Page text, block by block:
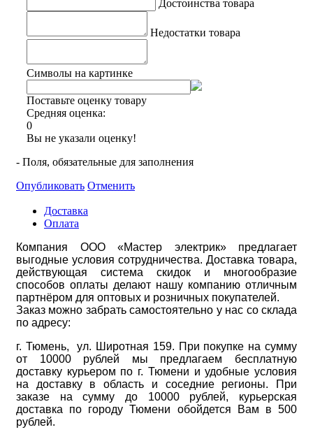
Достоинства товара
Недостатки товара
Символы на картинке
Поставьте оценку товару
Средняя оценка:
0
Вы не указали оценку!
- Поля, обязательные для заполнения
Опубликовать Отменить
Доставка
Оплата
Компания ООО «Мастер электрик» предлагает
выгодные условия сотрудничества. Доставка товара,
действующая система скидок и многообразие
способов оплаты делают нашу компанию отличным
партнёром для оптовых и розничных покупателей.
Заказ можно забрать самостоятельно у нас со склада
по адресу:
г. Тюмень, ул. Широтная 159. При покупке на сумму
от 10000 рублей мы предлагаем бесплатную
доставку курьером по г. Тюмени и удобные условия
на доставку в область и соседние регионы. При
заказе на сумму до 10000 рублей, курьерская
доставка по городу Тюмени обойдется Вам в 500
рублей.